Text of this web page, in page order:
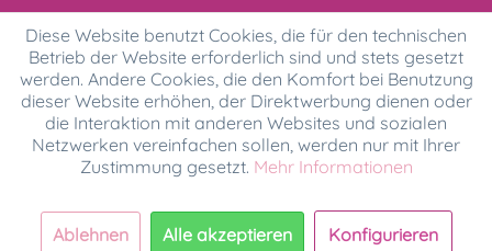
Diese Website benutzt Cookies, die für den technischen
Betrieb der Website erforderlich sind und stets gesetzt
werden. Andere Cookies, die den Komfort bei Benutzung
dieser Website erhöhen, der Direktwerbung dienen oder
die Interaktion mit anderen Websites und sozialen
Netzwerken vereinfachen sollen, werden nur mit Ihrer
Zustimmung gesetzt. Mehr Informationen
Ablehnen Alle akzeptieren Konfigurieren